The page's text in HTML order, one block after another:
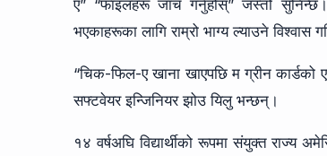
ए” “फाइलहरू जाँच गर्नुहोस्” जस्तो
भएकाहरूका लागि राम्रो भाग्य ल्याउने विश्वास
“चिक-फिल-ए खाना खाएपछि म ग्रीन
सफ्टवेयर इन्जिनियर झोउ यिलु भन्छन्।
१४ वर्षअघि विद्यार्थीको रूपमा संयुक्त